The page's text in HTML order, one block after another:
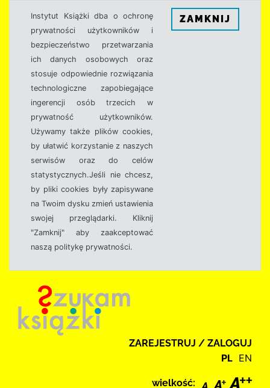
Instytut Książki dba o ochronę
prywatności użytkowników i
bezpieczeństwo przetwarzania
ich danych osobowych oraz
stosuje odpowiednie rozwiązania
technologiczne zapobiegające
ingerencji osób trzecich w
prywatność użytkowników.
Używamy także plików cookies,
by ułatwić korzystanie z naszych
serwisów oraz do celów
statystycznych.Jeśli nie chcesz,
by pliki cookies były zapisywane
na Twoim dysku zmień ustawienia
swojej przeglądarki. Kliknij
"Zamknij" aby zaakceptować
naszą politykę prywatności.
ZAMKNIJ
ZAREJESTRUJ / ZALOGUJ
PL EN
wielkość: